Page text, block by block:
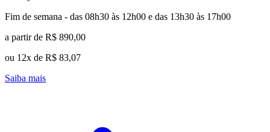
Fim de semana - das 08h30 às 12h00 e das 13h30 às 17h00
a partir de R$ 890,00
ou 12x de R$ 83,07
Saiba mais